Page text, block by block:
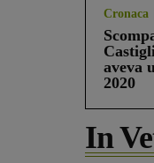
Cronaca
aveva
2020
In